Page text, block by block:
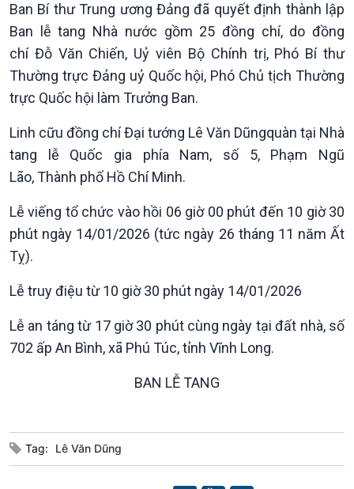
Chính trị
Tin Chính trị
Chính phủ với người dân
Quốc hội với cử tri
Xây dựng đảng
Đảng trong cuộc sống
Nhận diện sự thật
Pháp luật và đời sống
Thế giới
Tin thế giới
Vấn đề quốc tế
Hồ sơ sự kiện quốc tế
Thế giới & Việt Nam
Biên cương - Một dải vững
bền
Kinh tế
Tin Kinh tế
Trước giờ mở cửa
Dòng chảy Kinh tế
Sức sống hàng Việt
Khởi nghiệp
Tuyên chiến với gian lận
Nông nghiệp & Biển đảo
đảo
Mùa vàng
Biển đảo Việt Nam
Tâm tình biên giới và hải
Tìm hiểu biển, đảo Việt
Ban Bí thư Trung ương Đảng đã quyết định thành lập
Ban lễ tang Nhà nước gồm 25 đồng chí, do đồng
chí Đỗ Văn Chiến, Uỷ viên Bộ Chính trị, Phó Bí thư
Thường trực Đảng uỷ Quốc hội, Phó Chủ tịch Thường
trực Quốc hội làm Trưởng Ban.
Linh cữu đồng chí Đại tướng Lê Văn Dũngquàn tại Nhà
tang lễ Quốc gia phía Nam, số 5, Phạm Ngũ
Lão, Thành phố Hồ Chí Minh.
Lễ viếng tổ chức vào hồi 06 giờ 00 phút đến 10 giờ 30
phút ngày 14/01/2026 (tức ngày 26 tháng 11 năm Ất
Tỵ).
Lễ truy điệu từ 10 giờ 30 phút ngày 14/01/2026
Lễ an táng từ 17 giờ 30 phút cùng ngày tại đất nhà, số
702 ấp An Bình, xã Phú Túc, tỉnh Vĩnh Long.
BAN LỄ TANG
Tag: Lê Văn Dũng